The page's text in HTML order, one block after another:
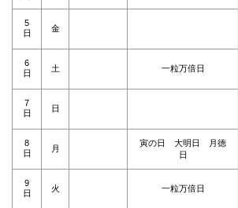
5
日
金
6
日
土 一粒万倍日
7
日
日
8
日
月
寅の日 大明日 月徳
日
9
日
火 一粒万倍日